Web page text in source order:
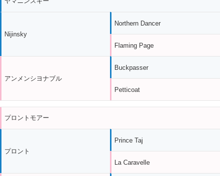
Nijinsky
アンメンシヨナブル
Northern Dancer
Flaming Page
Buckpasser
Petticoat
プロントモアー
プロント
Prince Taj
La Caravelle